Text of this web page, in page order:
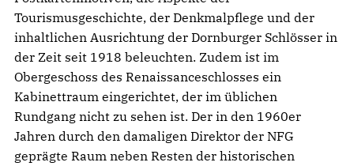
Tourismusgeschichte, der Denkmalpflege und der
inhaltlichen Ausrichtung der Dornburger Schlösser in
der Zeit seit 1918 beleuchten. Zudem ist im
Obergeschoss des Renaissanceschlosses ein
Kabinettraum eingerichtet, der im üblichen
Rundgang nicht zu sehen ist. Der in den 1960er
Jahren durch den damaligen Direktor der NFG
geprägte Raum neben Resten der historischen